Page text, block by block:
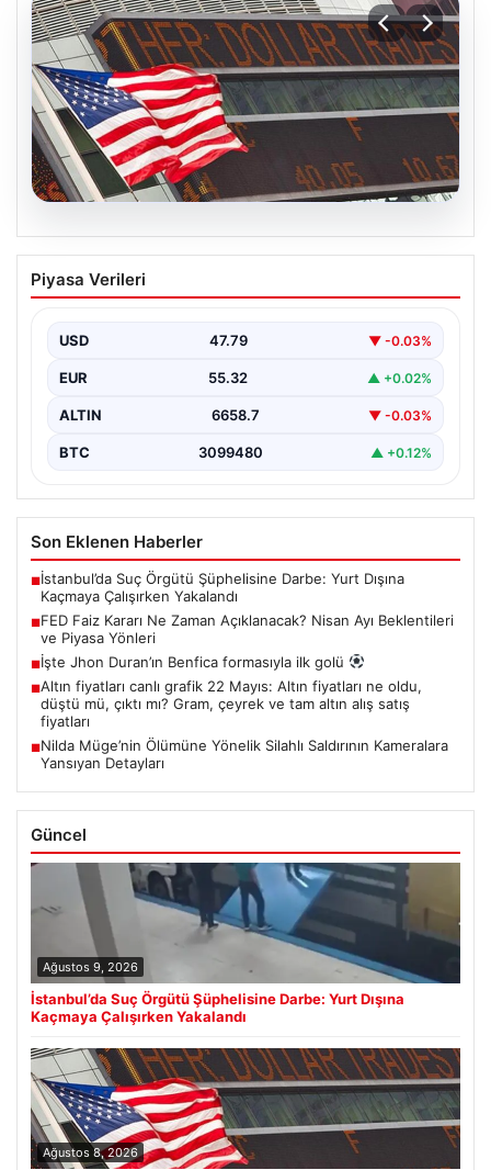
08.08.2026
FED Faiz Kararı Ne Zaman Açıklanacak?
Nisan Ayı Beklentileri ve Piyasa Yönleri
alacağı faiz kararları, finans piyasalarının yönünü
belirlemede kritik…
Piyasa Verileri
USD 47.79 ▼ -0.03%
EUR 55.32 ▲ +0.02%
ALTIN 6658.7 ▼ -0.03%
BTC 3099480 ▲ +0.12%
Son Eklenen Haberler
■İstanbul’da Suç Örgütü Şüphelisine Darbe: Yurt Dışına
Kaçmaya Çalışırken Yakalandı
■FED Faiz Kararı Ne Zaman Açıklanacak? Nisan Ayı Beklentileri
ve Piyasa Yönleri
■İşte Jhon Duran’ın Benfica formasıyla ilk golü
■Altın fiyatları canlı grafik 22 Mayıs: Altın fiyatları ne oldu,
düştü mü, çıktı mı? Gram, çeyrek ve tam altın alış satış
fiyatları
■Nilda Müge’nin Ölümüne Yönelik Silahlı Saldırının Kameralara
Yansıyan Detayları
Güncel
Ağustos 9, 2026
İstanbul’da Suç Örgütü Şüphelisine Darbe: Yurt Dışına
Kaçmaya Çalışırken Yakalandı
Ağustos 8, 2026